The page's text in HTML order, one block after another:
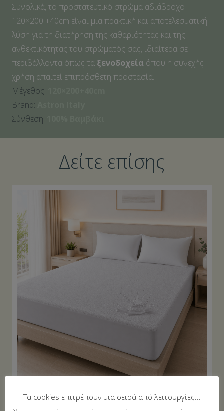
Συνολικά, το προστατευτικό στρώμα αδιάβροχο
120×200 +40cm είναι μια πρακτική και αποτελεσματική
λύση για τη διατήρηση της καθαριότητας και της
ανθεκτικότητας του στρώματός σας, ιδιαίτερα σε
περιβάλλοντα όπως τα ξενοδοχεία όπου η συνεχής
χρήση απαιτεί επιπρόσθετη προστασία.
Μέγεθος:
Brand:
Σύνθεση:
Δείτε επίσης
+40cm
Τα cookies επιτρέπουν μια σειρά από λειτουργίες...